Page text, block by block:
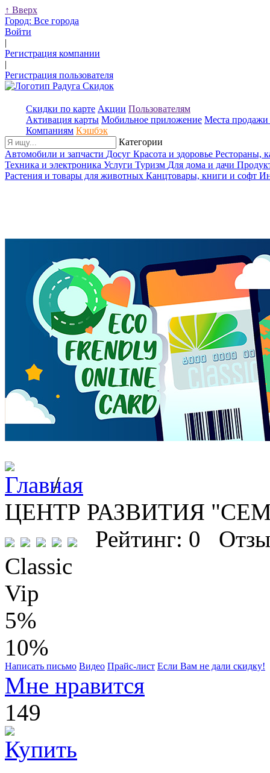
↑ Вверх
Город: Все города
Войти
|
Регистрация компании
|
Регистрация пользователя
Скидки по карте Акции Пользователям
Активация карты Мобильное приложение Места продажи
Компаниям Кэшбэк
Категории
Автомобили и запчасти Досуг Красота и здоровье Рестораны,
Техника и электроника Услуги Туризм Для дома и дачи
Растения и товары для животных Канцтовары, книги и софт
/
ЦЕНТР РАЗВИТИЯ
Рейтинг: 0
Classic
Vip
5%
10%
Написать письмо Видео Прайс-лист Если Вам не дали скидку!
Мне нравится
149